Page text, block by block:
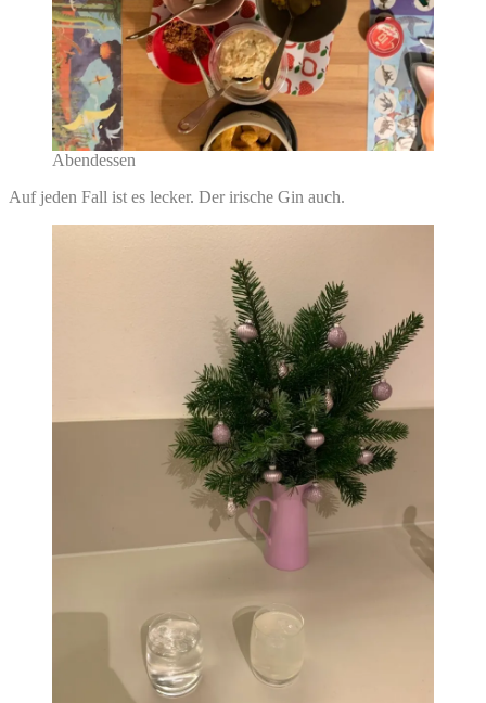
Abendessen
Auf jeden Fall ist es lecker. Der irische Gin auch.